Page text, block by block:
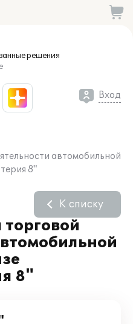
решения
Вход
автомобильной
8"
8"
К списку